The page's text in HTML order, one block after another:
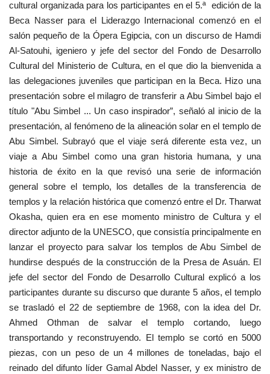
cultural organizada para los participantes en el 5.ª edición de la
Beca Nasser para el Liderazgo Internacional comenzó en el
salón pequeño de la Ópera Egipcia, con un discurso de Hamdi
Al-Satouhi, igeniero y jefe del sector del Fondo de Desarrollo
Cultural del Ministerio de Cultura, en el que dio la bienvenida a
las delegaciones juveniles que participan en la Beca. Hizo una
presentación sobre el milagro de transferir a Abu Simbel bajo el
título "Abu Simbel ... Un caso inspirador”, señaló al inicio de la
presentación, al fenómeno de la alineación solar en el templo de
Abu Simbel. Subrayó que el viaje será diferente esta vez, un
viaje a Abu Simbel como una gran historia humana, y una
historia de éxito en la que revisó una serie de información
general sobre el templo, los detalles de la transferencia de
templos y la relación histórica que comenzó entre el Dr. Tharwat
Okasha, quien era en ese momento ministro de Cultura y el
director adjunto de la UNESCO, que consistía principalmente en
lanzar el proyecto para salvar los templos de Abu Simbel de
hundirse después de la construcción de la Presa de Asuán. El
jefe del sector del Fondo de Desarrollo Cultural explicó a los
participantes durante su discurso que durante 5 años, el templo
se trasladó el 22 de septiembre de 1968, con la idea del Dr.
Ahmed Othman de salvar el templo cortando, luego
transportando y reconstruyendo. El templo se cortó en 5000
piezas, con un peso de un 4 millones de toneladas, bajo el
reinado del difunto líder Gamal Abdel Nasser, y ex ministro de